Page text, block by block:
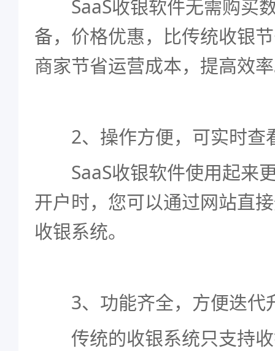
SaaS收银软件无需购买
备，价格优惠，比传统收银
商家节省运营成本，提高效
2、操作方便，可实时查
SaaS收银软件使用起来
开户时，您可以通过网站直
收银系统。
3、功能齐全，方便迭代
传统的收银系统只支持收